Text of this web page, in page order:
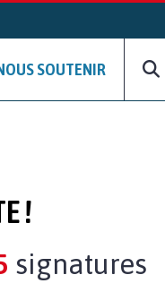
SOUTENIR
!
signatures